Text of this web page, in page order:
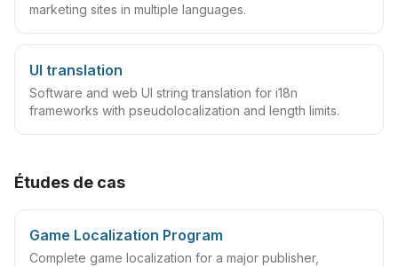
marketing sites in multiple languages.
UI translation
Software and web UI string translation for i18n
frameworks with pseudolocalization and length limits.
Études de cas
Game Localization Program
Complete game localization for a major publisher,